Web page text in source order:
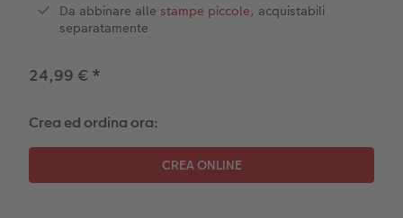
Da abbinare alle stampe piccole, acquistabili
separatamente
24,99 € *
Crea ed ordina ora: